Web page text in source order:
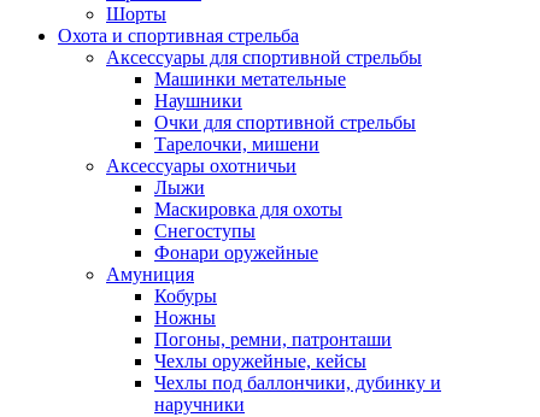
Шорты
Охота и спортивная стрельба
Аксессуары для спортивной стрельбы
Машинки метательные
Наушники
Очки для спортивной стрельбы
Тарелочки, мишени
Аксессуары охотничьи
Лыжи
Маскировка для охоты
Снегоступы
Фонари оружейные
Амуниция
Кобуры
Ножны
Погоны, ремни, патронташи
Чехлы оружейные, кейсы
Чехлы под баллончики, дубинку и
наручники